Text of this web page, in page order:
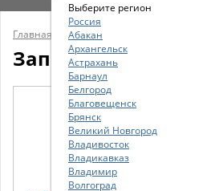
Главная Общий каталог
Запчасти для AUDI
Выберите регион
Россия
Абакан
Архангельск
Астрахань
Барнаул
Белгород
Благовещенск
Брянск
Великий Новгород
Владивосток
Владикавказ
Владимир
Волгоград